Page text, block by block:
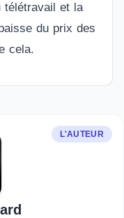
télétravail et la
du prix des
cela.
L'AUTEUR